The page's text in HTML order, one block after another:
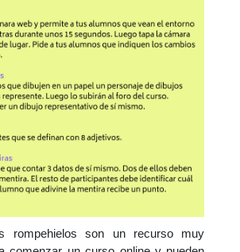
rompehielos son un recurso muy